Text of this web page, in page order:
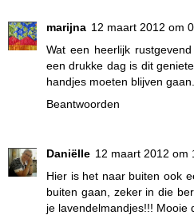
marijna 12 maart 2012 om
Wat een heerlijk
een drukke dag is dit
handjes moeten blijven
Beantwoorden
Daniëlle 12 maart 2012 om
Hier is het naar buiten ook
buiten gaan, zeker in die
je lavendelmandjes!!! Mooie